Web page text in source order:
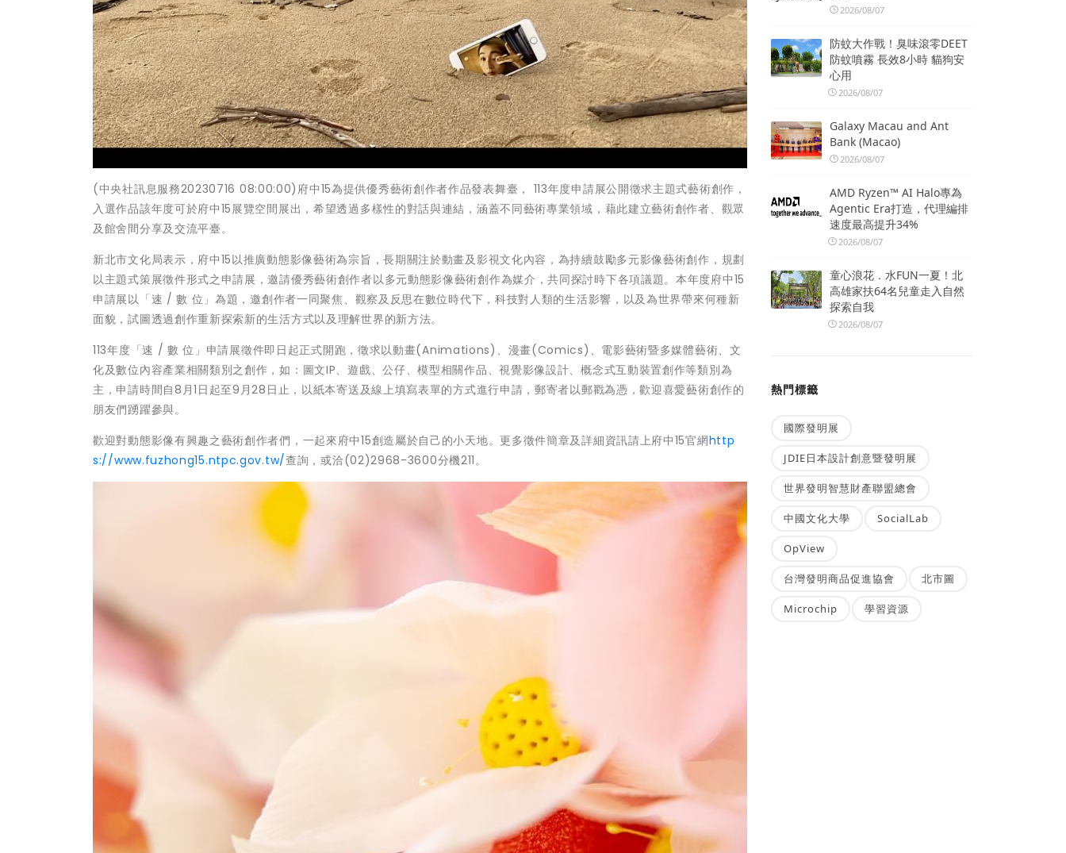
(中央社訊息服務20230716 08:00:00)府中15為提供優秀藝術創作者作品發表舞臺， 113年度申請展公開徵求主題式藝術創作，
入選作品該年度可於府中15展覽空間展出，希望透過多樣性的對話與連結，涵蓋不同藝術專業領域，藉此建立藝術創作者、觀眾
及館舍間分享及交流平臺。
新北市文化局表示，府中15以推廣動態影像藝術為宗旨，長期關注於動畫及影視文化內容，為持續鼓勵多元影像藝術創作，規劃
以主題式策展徵件形式之申請展，邀請優秀藝術創作者以多元動態影像藝術創作為媒介，共同探討時下各項議題。本年度府中15
申請展以「速 / 數 位」為題，邀創作者一同聚焦、觀察及反思在數位時代下，科技對人類的生活影響，以及為世界帶來何種新
面貌，試圖透過創作重新探索新的生活方式以及理解世界的新方法。
113年度「速 / 數 位」申請展徵件即日起正式開跑，徵求以動畫(Animations)、漫畫(Comics)、電影藝術暨多媒體藝術、文
化及數位內容產業相關類別之創作，如：圖文IP、遊戲、公仔、模型相關作品、視覺影像設計、概念式互動裝置創作等類別為
主，申請時間自8月1日起至9月28日止，以紙本寄送及線上填寫表單的方式進行申請，郵寄者以郵戳為憑，歡迎喜愛藝術創作的
朋友們踴躍參與。
歡迎對動態影像有興趣之藝術創作者們，一起來府中15創造屬於自己的小天地。更多徵件簡章及詳細資訊請上府中15官網http
s://www.fuzhong15.ntpc.gov.tw/查詢，或洽(02)2968-3600分機211。
2026/08/07
防蚊大作戰！臭味滾零DEET
防蚊噴霧 長效8小時 貓狗安
心用
2026/08/07
Galaxy Macau and Ant
Bank (Macao)
2026/08/07
AMD Ryzen™ AI Halo專為
Agentic Era打造，代理編排
速度最高提升34%
2026/08/07
童心浪花．水FUN一夏！北
高雄家扶64名兒童走入自然
探索自我
2026/08/07
熱門標籤
國際發明展
JDIE日本設計創意暨發明展
世界發明智慧財產聯盟總會
中國文化大學 SocialLab
OpView
台灣發明商品促進協會 北市圖
Microchip 學習資源